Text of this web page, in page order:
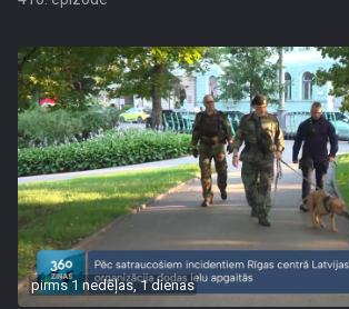
pirms 1 nedēļas, 1 dienas